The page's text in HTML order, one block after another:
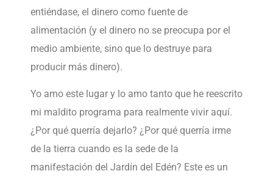
entiéndase, el dinero como fuente de
alimentación (y el dinero no se preocupa por el
medio ambiente, sino que lo destruye para
producir más dinero).
Yo amo este lugar y lo amo tanto que he reescrito
mi maldito programa para realmente vivir aquí.
¿Por qué querría dejarlo? ¿Por qué querría irme
de la tierra cuando es la sede de la
manifestación del Jardín del Edén? Este es un